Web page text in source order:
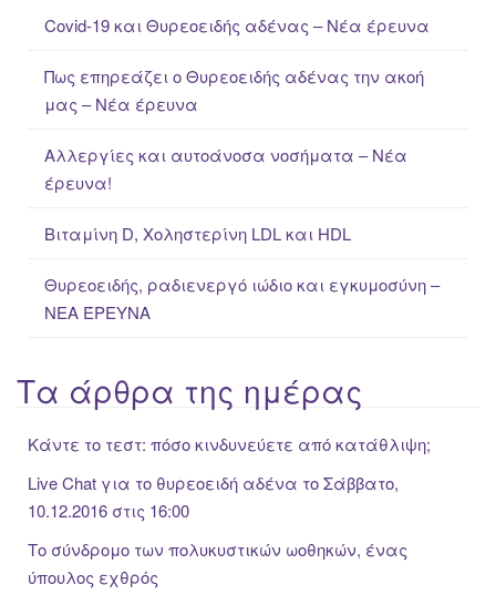
Covid-19 και Θυρεοειδής αδένας – Νέα έρευνα
Πως επηρεάζει ο Θυρεοειδής αδένας την ακοή
μας – Νέα έρευνα
Αλλεργίες και αυτοάνοσα νοσήματα – Νέα
έρευνα!
Βιταμίνη D, Χοληστερίνη LDL και HDL
Θυρεοειδής, ραδιενεργό ιώδιο και εγκυμοσύνη –
ΝΕΑ ΈΡΕΥΝΑ
Τα άρθρα της ημέρας
Κάντε το τεστ: πόσο κινδυνεύετε από κατάθλιψη;
Live Chat για το θυρεοειδή αδένα το Σάββατο,
10.12.2016 στις 16:00
Το σύνδρομο των πολυκυστικών ωοθηκών, ένας
ύπουλος εχθρός